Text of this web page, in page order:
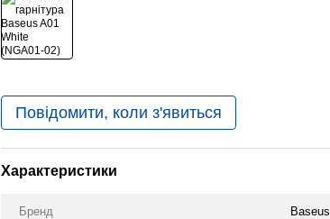
Повідомити, коли з'явиться
Характеристики
Бренд Baseus